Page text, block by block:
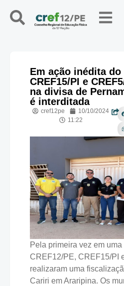
Em ação inédita do
CREF15/PI e
na divisa de
é interditada
cref12pe
10/10/2024
11:22
Pela primeira vez em
CREF12/PE, CREF15/PI
realizaram uma
Cariri em Araripina. Os